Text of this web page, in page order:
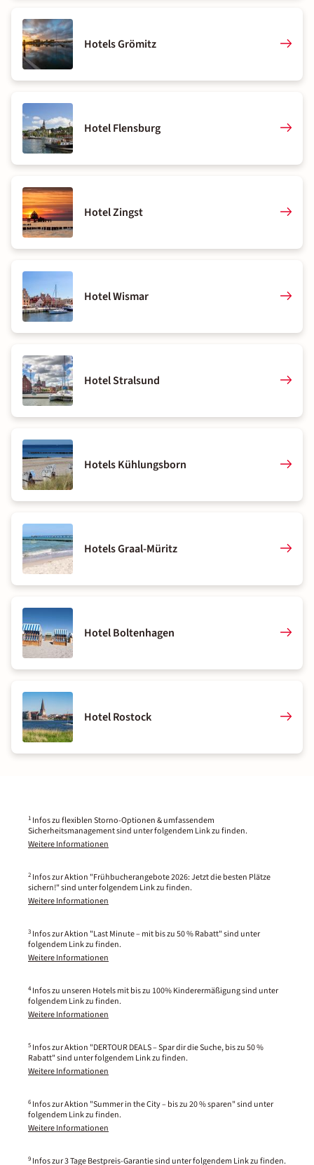
Hotels Grömitz
Hotel Flensburg
Hotel Zingst
Hotel Wismar
Hotel Stralsund
Hotels Kühlungsborn
Hotels Graal-Müritz
Hotel Boltenhagen
Hotel Rostock
1 Infos zu flexiblen Storno-Optionen & umfassendem
Sicherheitsmanagement sind unter folgendem Link zu finden.
Weitere Informationen
2 Infos zur Aktion "Frühbucherangebote 2026: Jetzt die besten Plätze
sichern!" sind unter folgendem Link zu finden.
Weitere Informationen
3 Infos zur Aktion "Last Minute – mit bis zu 50 % Rabatt" sind unter
folgendem Link zu finden.
Weitere Informationen
4 Infos zu unseren Hotels mit bis zu 100% Kinderermäßigung sind unter
folgendem Link zu finden.
Weitere Informationen
5 Infos zur Aktion "DERTOUR DEALS – Spar dir die Suche, bis zu 50 %
Rabatt" sind unter folgendem Link zu finden.
Weitere Informationen
6 Infos zur Aktion "Summer in the City – bis zu 20 % sparen" sind unter
folgendem Link zu finden.
Weitere Informationen
9 Infos zur 3 Tage Bestpreis-Garantie sind unter folgendem Link zu finden.